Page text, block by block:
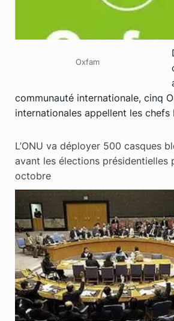
Oxfam
communauté internationale, cinq
internationales appellent les chefs
L’ONU va déployer 500 casques
avant les élections présidentielles
octobre